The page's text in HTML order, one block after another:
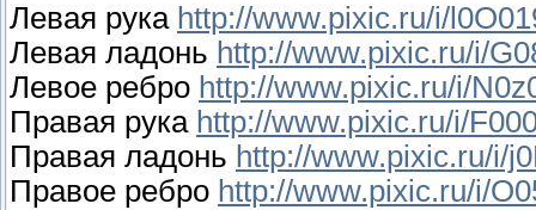
Левая рука http://www.pixic.ru/i/
Левая ладонь http://www.pixic.ru/i/
Левое ребро http://www.pixic.ru/i/
Правая рука http://www.pixic.ru/i/
Правая ладонь http://www.pixic.ru/i/
Правое ребро http://www.pixic.ru/i/